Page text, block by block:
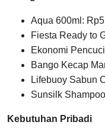
Aqua 600ml:
Fiesta Ready to
Ekonomi
Bango Kecap
Lifebuoy Sabun
Sunsilk
Kebutuhan Pribadi